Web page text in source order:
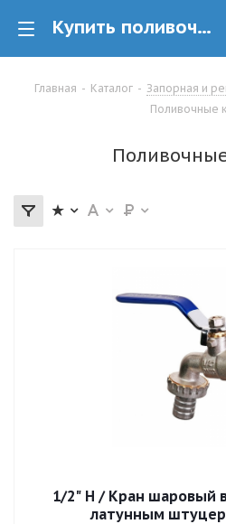
Купить поливочные краны в Минске
Главная - Каталог - Запорная и
Поливочные
1/2" Н / Кран шаровый
латунным